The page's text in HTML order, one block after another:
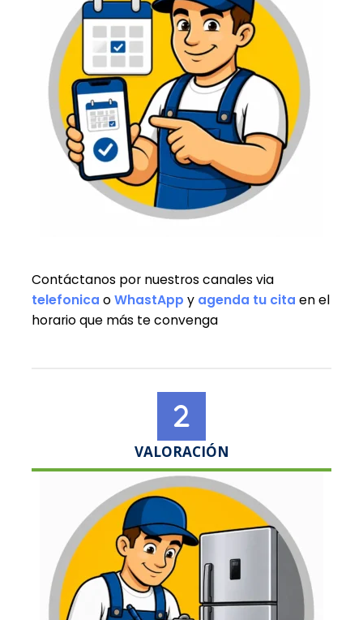
Contáctanos por nuestros canales via
telefonica oWhastApp y agenda tu cita en el
horario que más te convenga
VALORACIÓN